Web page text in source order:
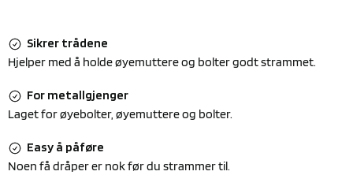
Sikrer trådene
Hjelper med å holde øyemuttere og bolter godt strammet.
For metallgjenger
Laget for øyebolter, øyemuttere og bolter.
Easy å påføre
Noen få dråper er nok før du strammer til.